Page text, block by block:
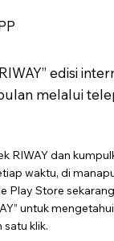
edisi
melalui
RIWAY dan
waktu, di
Play Store
untuk
satu klik.